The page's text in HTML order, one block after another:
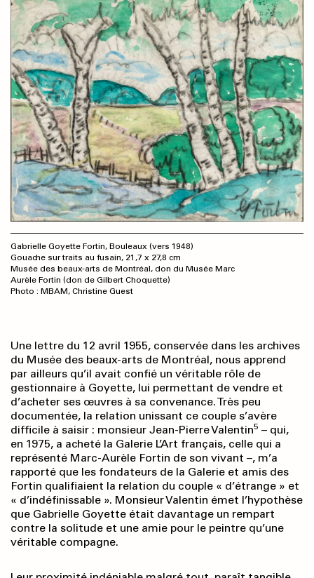
Gabrielle Goyette Fortin, Bouleaux (vers 1948)
Gouache sur traits au fusain, 21,7 x 27,8 cm
Musée des beaux-arts de Montréal, don du Musée Marc
Aurèle Fortin (don de Gilbert Choquette)
Photo : MBAM, Christine Guest
Une lettre du 12 avril 1955, conservée dans les archives
du Musée des beaux-arts de Montréal, nous apprend
par ailleurs qu’il avait confié un véritable rôle de
gestionnaire à Goyette, lui permettant de vendre et
d’acheter ses œuvres à sa convenance. Très peu
documentée, la relation unissant ce couple s’avère
difficile à saisir : monsieur Jean-Pierre Valentin5 – qui,
en 1975, a acheté la Galerie L’Art français, celle qui a
représenté Marc-Aurèle Fortin de son vivant –, m’a
rapporté que les fondateurs de la Galerie et amis des
Fortin qualifiaient la relation du couple « d’étrange » et
« d’indéfinissable ». Monsieur Valentin émet l’hypothèse
que Gabrielle Goyette était davantage un rempart
contre la solitude et une amie pour le peintre qu’une
véritable compagne.